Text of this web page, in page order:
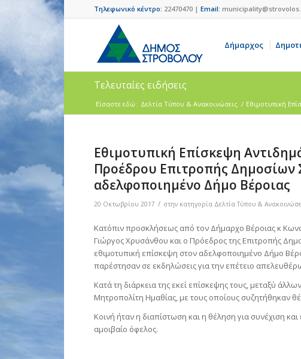
Τηλεφωνικό κέντρο: 22470470 | Email:
Δήμαρχος
Τελευταίες ειδήσεις
Είσαστε εδώ: Δελτία Τύπου & Ανακοινώσεις / Εθιμοτυπική
Εθιμοτυπική Επίσκεψη
Προέδρου Επιτροπής Δημοσίων
αδελφοποιημένο Δήμο Βέροιας
20 Οκτωβρίου 2017 / στην κατηγορία Δελτία Τύπου &
Κατόπιν προσκλήσεως από τον Δήμαρχο Βέροιας κ
Γιώργος Χρυσάνθου και ο Πρόεδρος της Επιτροπής
εθιμοτυπική επίσκεψη στον αδελφοποιημένο Δήμο
παρέστησαν σε εκδηλώσεις για την επέτειο
Κατά τη διάρκεια της εκεί επίσκεψης τους, μεταξύ
Μητροπολίτη Ημαθίας, με τους οποίους συζητήθηκαν
Κοινή ήταν η διαπίστωση και η θέληση για συνέχιση
αμοιβαίο όφελος.